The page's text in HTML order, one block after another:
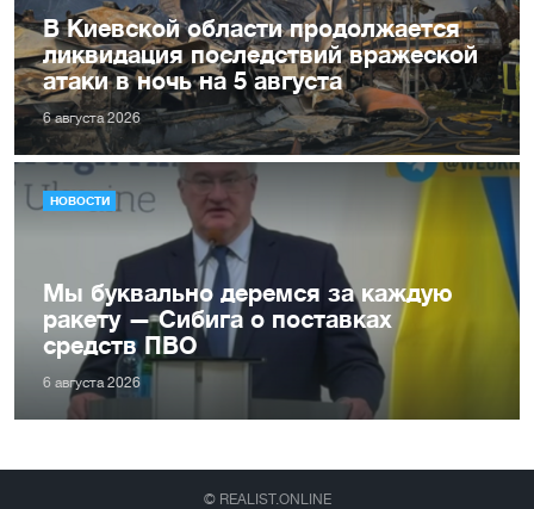
В Киевской области продолжается
ликвидация последствий вражеской
атаки в ночь на 5 августа
6 августа 2026
НОВОСТИ
Мы буквально деремся за каждую
ракету — Сибига о поставках
средств ПВО
6 августа 2026
© REALIST.ONLINE